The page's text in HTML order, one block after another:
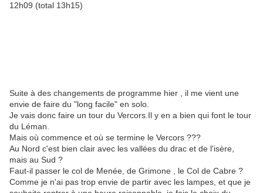
12h09 (total 13h15)
Suite à des changements de programme hier , il me vient une
envie de faire du "long facile" en solo.
Je vais donc faire un tour du Vercors.Il y en a bien qui font le tour
du Léman.
Mais où commence et où se termine le Vercors ???
Au Nord c'est bien clair avec les vallées du drac et de l'isère,
mais au Sud ?
Faut-il passer le col de Menée, de Grimone , le Col de Cabre ?
Comme je n'ai pas trop envie de partir avec les lampes, et que je